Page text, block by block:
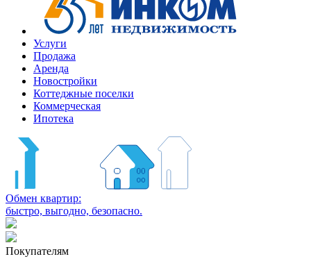
Услуги
Продажа
Аренда
Новостройки
Коттеджные поселки
Коммерческая
Ипотека
Обмен квартир:
быстро, выгодно, безопасно.
Покупателям